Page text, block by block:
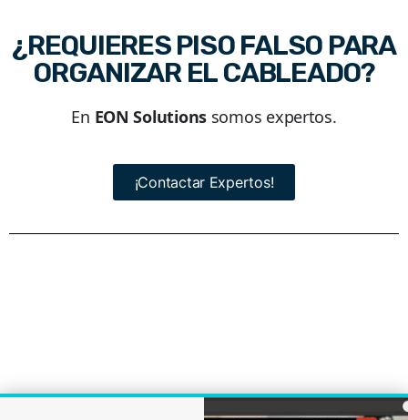
¿REQUIERES PISO FALSO PARA
ORGANIZAR EL CABLEADO?
En EON Solutions somos expertos.
¡Contactar Expertos!